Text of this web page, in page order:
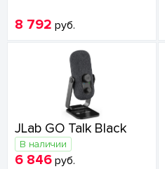
8 792 руб.
JLab GO Talk Black
В наличии
6 846 руб.